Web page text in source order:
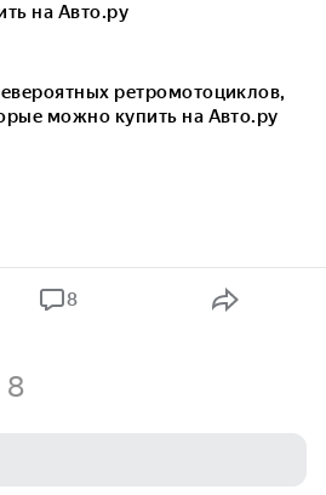
на Авто.ру
ретромотоциклов,
можно купить на Авто.ру
8
8